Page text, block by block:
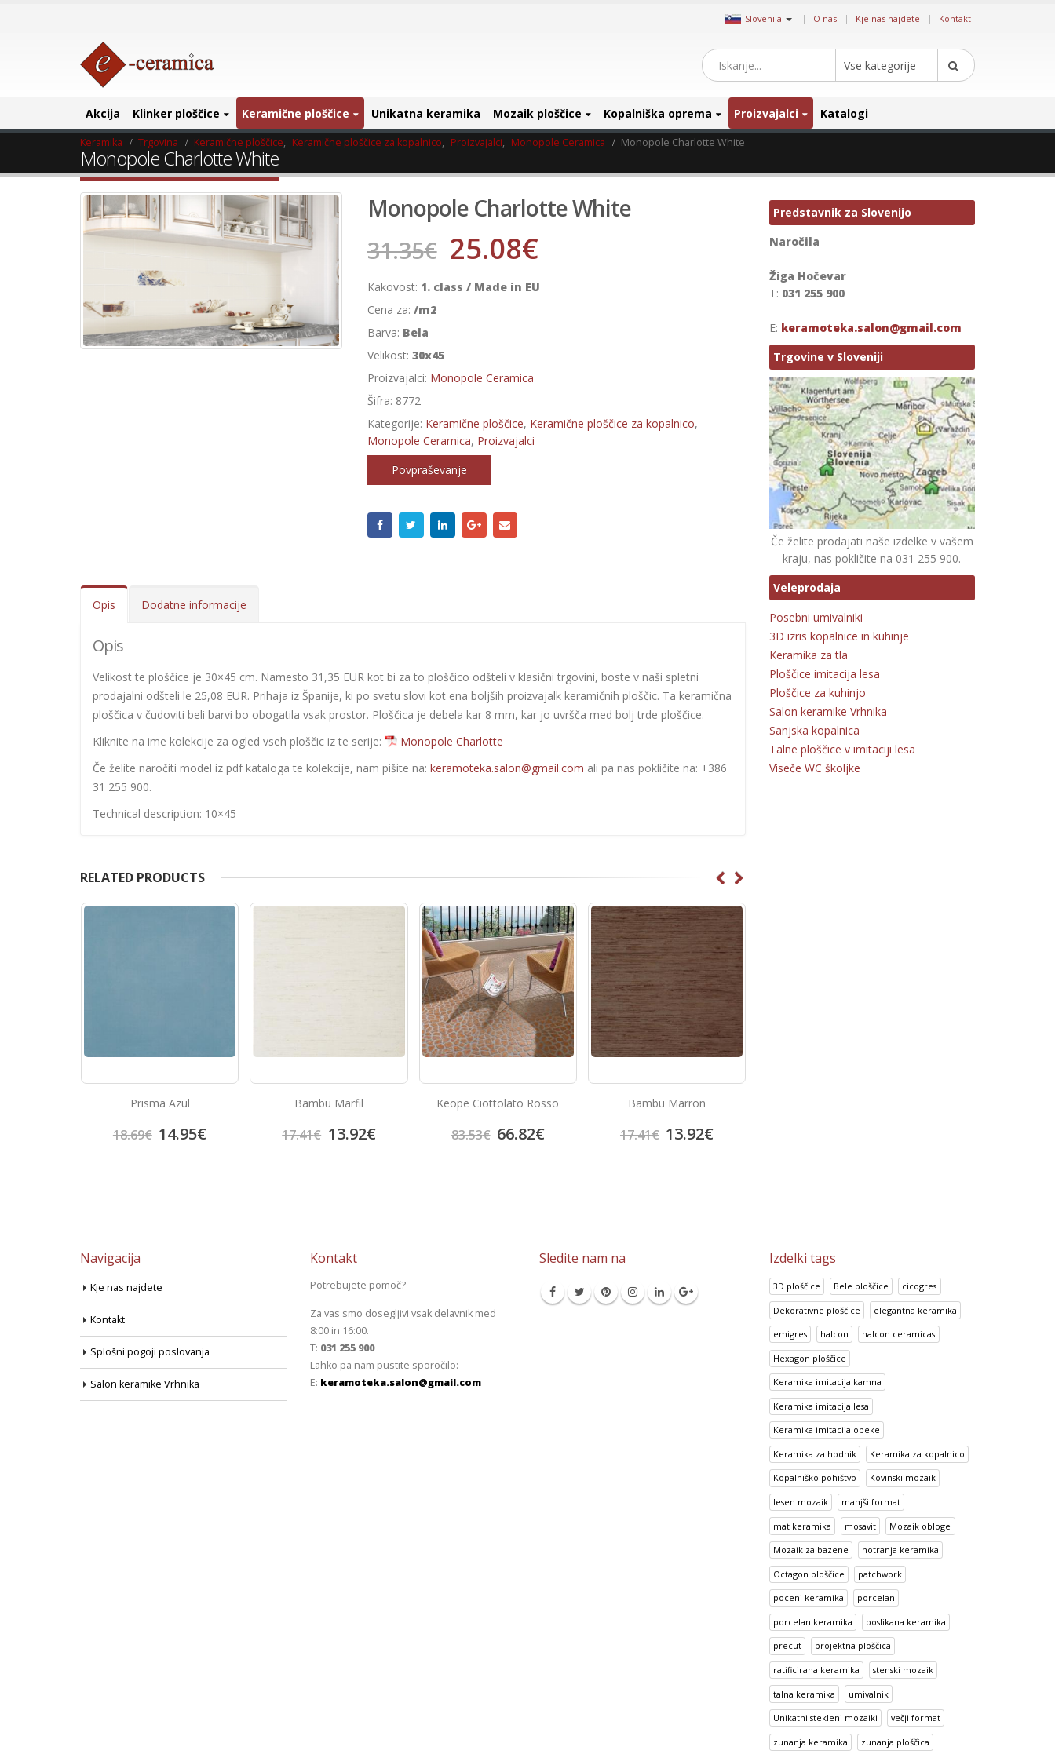
Slovenija | O nas Kje nas najdete Kontakt
Vse kategorije
Akcija Klinker ploščice Keramične ploščice Unikatna keramika Mozaik ploščice Kopalniška oprema Proizvajalci Katalogi
Keramika Trgovina Keramične ploščice, Keramične ploščice za kopalnico, Proizvajalci, Monopole Ceramica Monopole Charlotte White
Monopole Charlotte White
Monopole Charlotte White
31.35€ 25.08€
Kakovost: 1. class / Made in EU
Cena za: /m2
Barva: Bela
Velikost: 30x45
Proizvajalci: Monopole Ceramica
Šifra: 8772
Kategorije: Keramične ploščice, Keramične ploščice za kopalnico,
Monopole Ceramica, Proizvajalci
Povpraševanje
Opis Dodatne informacije
Opis
Velikost te ploščice je 30×45 cm. Namesto 31,35 EUR kot bi za to ploščico odšteli v klasični trgovini, boste v naši spletni
prodajalni odšteli le 25,08 EUR. Prihaja iz Španije, ki po svetu slovi kot ena boljših proizvajalk keramičnih ploščic. Ta keramična
ploščica v čudoviti beli barvi bo obogatila vsak prostor. Ploščica je debela kar 8 mm, kar jo uvršča med bolj trde ploščice.
Kliknite na ime kolekcije za ogled vseh ploščic iz te serije:
Monopole Charlotte
Če želite naročiti model iz pdf kataloga te kolekcije, nam pišite na: keramoteka.salon@gmail.com ali pa nas pokličite na: +386
31 255 900.
Technical description: 10×45
RELATED PRODUCTS
Prisma Azul
18.69€ 14.95€
Bambu Marfil
17.41€ 13.92€
Keope Ciottolato Rosso
83.53€ 66.82€
Bambu Marron
17.41€ 13.92€
Predstavnik za Slovenijo
Naročila
Žiga Hočevar
T: 031 255 900
E: keramoteka.salon@gmail.com
Trgovine v Sloveniji
Če želite prodajati naše izdelke v vašem
kraju, nas pokličite na 031 255 900.
Veleprodaja
Posebni umivalniki
3D izris kopalnice in kuhinje
Keramika za tla
Ploščice imitacija lesa
Ploščice za kuhinjo
Salon keramike Vrhnika
Sanjska kopalnica
Talne ploščice v imitaciji lesa
Viseče WC školjke
Navigacija
Kje nas najdete
Kontakt
Splošni pogoji poslovanja
Salon keramike Vrhnika
Kontakt
Potrebujete pomoč?
Za vas smo dosegljivi vsak delavnik med
8:00 in 16:00.
T: 031 255 900
Lahko pa nam pustite sporočilo:
E: keramoteka.salon@gmail.com
Sledite nam na Izdelki tags
3D ploščice Bele ploščice cicogres
Dekorativne ploščice elegantna keramika
emigres halcon halcon ceramicas
Hexagon ploščice
Keramika imitacija kamna
Keramika imitacija lesa
Keramika imitacija opeke
Keramika za hodnik Keramika za kopalnico
Kopalniško pohištvo Kovinski mozaik
lesen mozaik manjši format
mat keramika mosavit Mozaik obloge
Mozaik za bazene notranja keramika
Octagon ploščice patchwork
poceni keramika porcelan
porcelan keramika poslikana keramika
precut projektna ploščica
ratificirana keramika stenski mozaik
talna keramika umivalnik
Unikatni stekleni mozaiki večji format
zunanja keramika zunanja ploščica